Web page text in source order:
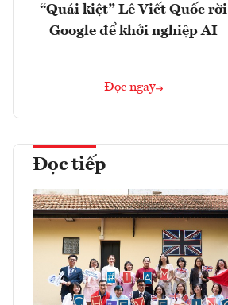
“Quái kiệt” Lê Viết Quốc rời
Google để khởi nghiệp AI
Đọc ngay
Đọc tiếp